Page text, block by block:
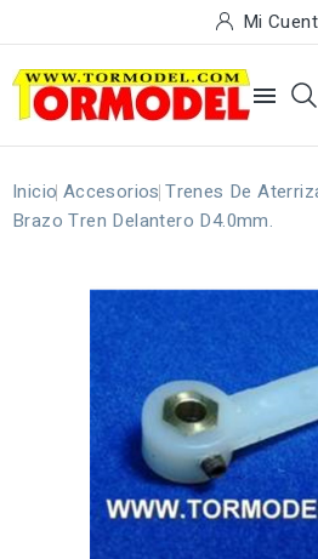
Mi

Inicio Accesorios Trenes De
Brazo Tren Delantero D4.0mm.